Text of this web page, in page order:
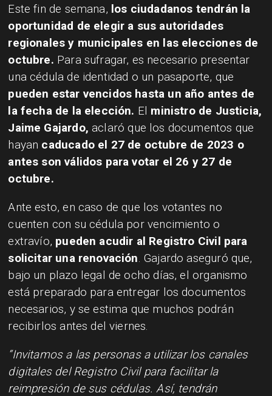
Este fin de semana, los ciudadanos tendrán la
oportunidad de elegir a sus autoridades
regionales y municipales en las elecciones de
octubre. Para sufragar, es necesario presentar
una cédula de identidad o un pasaporte, que
pueden estar vencidos hasta un año antes de
la fecha de la elección. El ministro de Justicia,
Jaime Gajardo, aclaró que los documentos que
hayan caducado el 27 de octubre de 2023 o
antes son válidos para votar el 26 y 27 de
octubre.
Ante esto, en caso de que los votantes no
cuenten con su cédula por vencimiento o
extravío, pueden acudir al Registro Civil para
solicitar una renovación. Gajardo aseguró que,
bajo un plazo legal de ocho días, el organismo
está preparado para entregar los documentos
necesarios, y se estima que muchos podrán
recibirlos antes del viernes.
“Invitamos a las personas a utilizar los canales
digitales del Registro Civil para facilitar la
reimpresión de sus cédulas. Así, tendrán